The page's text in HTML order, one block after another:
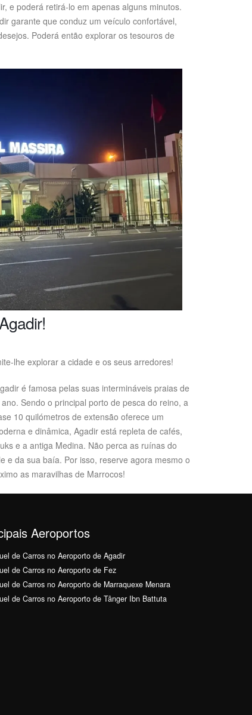
e poderá retirá-lo em apenas alguns minutos.
garante que conduz um veículo confortável,
Poderá então explorar os tesouros de
lhe explorar a cidade e os seus arredores!
é famosa pelas suas intermináveis ​​praias de
Sendo o principal porto de pesca do reino, a
10 quilómetros de extensão oferece um
e dinâmica, Agadir está repleta de cafés,
e a antiga Medina. Não perca as ruínas do
e da sua baía. Por isso, reserve agora mesmo o
as maravilhas de Marrocos!
Aeroportos
de Carros no Aeroporto de Agadir
de Carros no Aeroporto de Fez
de Carros no Aeroporto de Marraquexe Menara
de Carros no Aeroporto de Tânger Ibn Battuta